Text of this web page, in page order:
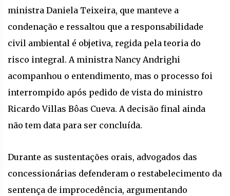
ministra Daniela Teixeira, que manteve a
condenação e ressaltou que a responsabilidade
civil ambiental é objetiva, regida pela teoria do
risco integral. A ministra Nancy Andrighi
acompanhou o entendimento, mas o processo foi
interrompido após pedido de vista do ministro
Ricardo Villas Bôas Cueva. A decisão final ainda
não tem data para ser concluída.
Durante as sustentações orais, advogados das
concessionárias defenderam o restabelecimento da
sentença de improcedência, argumentando